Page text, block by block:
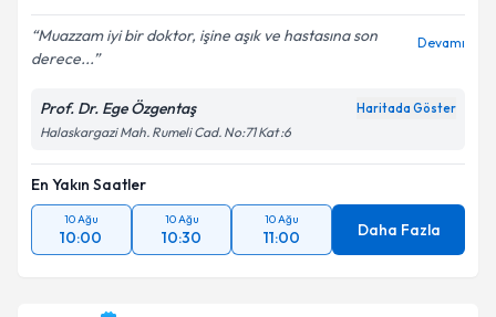
Muazzam iyi bir doktor, işine aşık ve hastasına son
derece...
Devamı
Prof. Dr. Ege Özgentaş Haritada Göster
Halaskargazi Mah. Rumeli Cad. No:71 Kat :6
En Yakın Saatler
10 Ağu
10:00
10 Ağu
10:30
10 Ağu
11:00 Daha Fazla